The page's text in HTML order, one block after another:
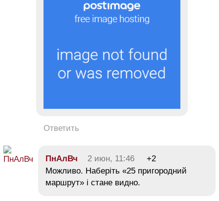
Ответить
ПнАлВч 2 июн, 11:46
+2
Можливо. Наберіть «25 пригородний
маршрут» і стане видно.